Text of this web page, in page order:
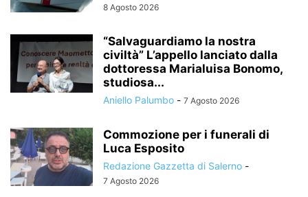
8 Agosto 2026
“Salvaguardiamo la nostra
civiltà” L’appello lanciato dalla
dottoressa Marialuisa Bonomo,
studiosa...
Aniello Palumbo - 7 Agosto 2026
Commozione per i funerali di
Luca Esposito
Redazione Gazzetta di Salerno -
7 Agosto 2026